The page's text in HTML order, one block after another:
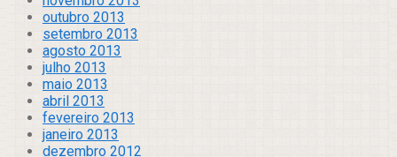
outubro 2013
setembro 2013
agosto 2013
julho 2013
maio 2013
abril 2013
fevereiro 2013
janeiro 2013
dezembro 2012